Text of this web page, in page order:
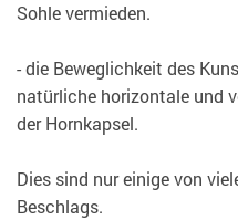
Sohle vermieden.
- die Beweglichkeit des
natürliche horizontale und
der Hornkapsel.
Dies sind nur einige von
Beschlags.